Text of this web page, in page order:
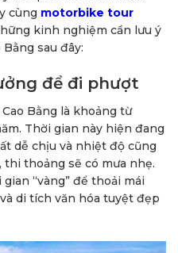
cùng motorbike tour
kinh nghiệm cần lưu ý
sau đây:
để đi phượt
Bằng là khoảng từ
Thời gian này hiện đang
dễ chịu và nhiệt độ cũng
thoảng sẽ có mưa nhẹ.
“vàng” để thoải mái
di tích văn hóa tuyệt đẹp